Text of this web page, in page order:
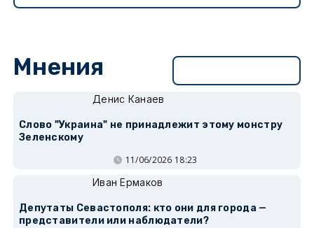
Мнения
Денис Канаев
Слово "Украина" не принадлежит этому монстру
Зеленскому
11/06/2026 18:23
Иван Ермаков
Депутаты Севастополя: кто они для города —
представители или наблюдатели?